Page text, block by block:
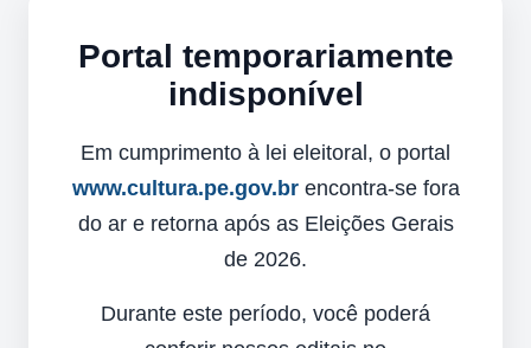
Portal temporariamente
indisponível
Em cumprimento à lei eleitoral, o portal
www.cultura.pe.gov.brencontra-se fora
do ar e retorna após as Eleições Gerais
de 2026.
Durante este período, você poderá